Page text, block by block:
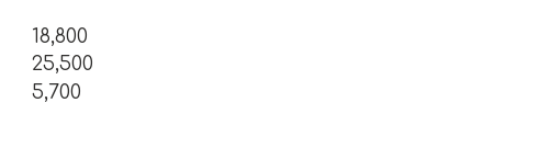
18,800
25,500
5,700